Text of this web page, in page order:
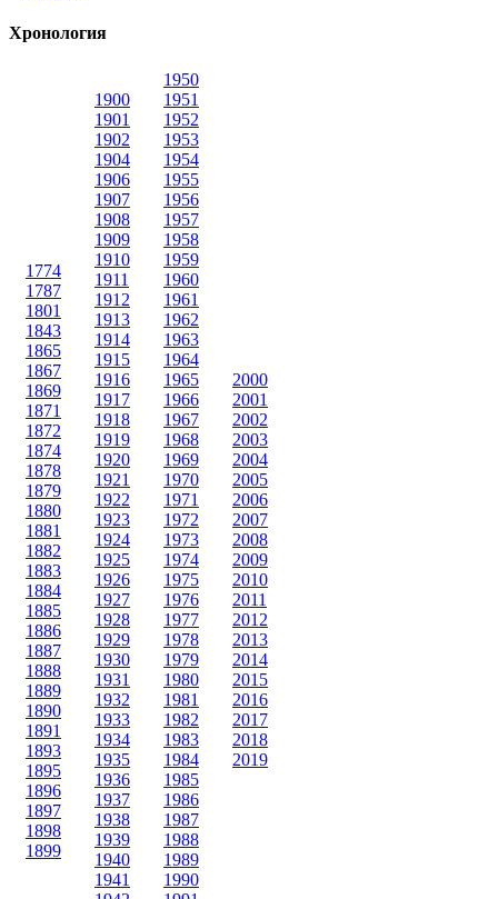
Хронология
1774
1787
1801
1843
1865
1867
1869
1871
1872
1874
1878
1879
1880
1881
1882
1883
1884
1885
1886
1887
1888
1889
1890
1891
1893
1895
1896
1897
1898
1899
1900
1901
1902
1904
1906
1907
1908
1909
1910
1911
1912
1913
1914
1915
1916
1917
1918
1919
1920
1921
1922
1923
1924
1925
1926
1927
1928
1929
1930
1931
1932
1933
1934
1935
1936
1937
1938
1939
1940
1941
1950
1951
1952
1953
1954
1955
1956
1957
1958
1959
1960
1961
1962
1963
1964
1965
1966
1967
1968
1969
1970
1971
1972
1973
1974
1975
1976
1977
1978
1979
1980
1981
1982
1983
1984
1985
1986
1987
1988
1989
1990
2000
2001
2002
2003
2004
2005
2006
2007
2008
2009
2010
2011
2012
2013
2014
2015
2016
2017
2018
2019